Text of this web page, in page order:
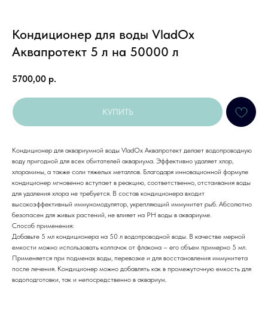
Кондиционер для воды VladOx
Аквапротект 5 л на 50000 л
5700,00 р.
КУПИТЬ
Кондиционер для аквариумной воды VladOx Аквапротект делает водопроводную
воду пригодной для всех обитателей аквариума. Эффективно удаляет хлор,
хлорамины, а также соли тяжелых металлов. Благодаря инновационной формуле
кондиционер мгновенно вступает в реакцию, соответственно, отстаивания воды
для удаления хлора не требуется. В состав кондиционера входит
высокоэффективный иммуномодулятор, укрепляющий иммунитет рыб. Абсолютно
безопасен для живых растений, не влияет на PH воды в аквариуме.
Способ применения:
Добавьте 5 мл кондиционера на 50 л водопроводной воды. В качестве мерной
емкости можно использовать колпачок от флакона – его объем примерно 5 мл.
Применяется при подменах воды, перевозке и для восстановления иммунитета
после лечения. Кондиционер можно добавлять как в промежуточную емкость для
водоподготовки, так и непосредственно в аквариум.